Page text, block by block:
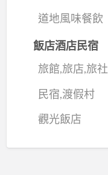
道地風味餐飲
飯店酒店民宿
旅館,旅店,旅社
民宿,渡假村
觀光飯店